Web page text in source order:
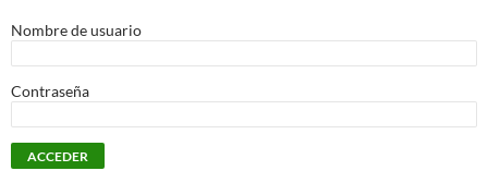
Nombre de usuario
Contraseña